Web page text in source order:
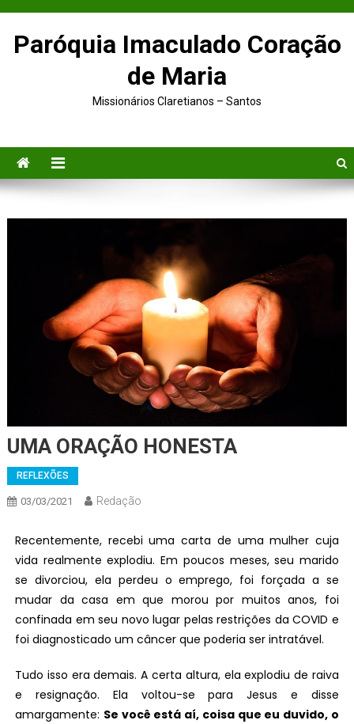
Paróquia Imaculado Coração
de Maria
Missionários Claretianos – Santos
UMA ORAÇÃO HONESTA
REFLEXÕES
03/03/2021 Redação
Recentemente, recebi uma carta de uma mulher cuja
vida realmente explodiu. Em poucos meses, seu marido
se divorciou, ela perdeu o emprego, foi forçada a se
mudar da casa em que morou por muitos anos, foi
confinada em seu novo lugar pelas restrições da COVID e
foi diagnosticado um câncer que poderia ser intratável.
Tudo isso era demais. A certa altura, ela explodiu de raiva
e resignação. Ela voltou-se para Jesus e disse
amargamente: Se você está aí, coisa que eu duvido, o